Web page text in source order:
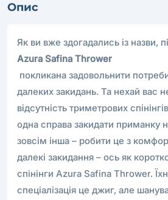
Опис
Як ви вже здогадались із назви,
Azura Safina Thrower
покликана задовольнити
далеких закидань. Та нехай вас
відсутність триметрових
одна справа закидати приманку
зовсім інша – робити це з
далекі закидання – ось як
спінінги Azura Safina Thrower.
спеціалізація це джиг, але